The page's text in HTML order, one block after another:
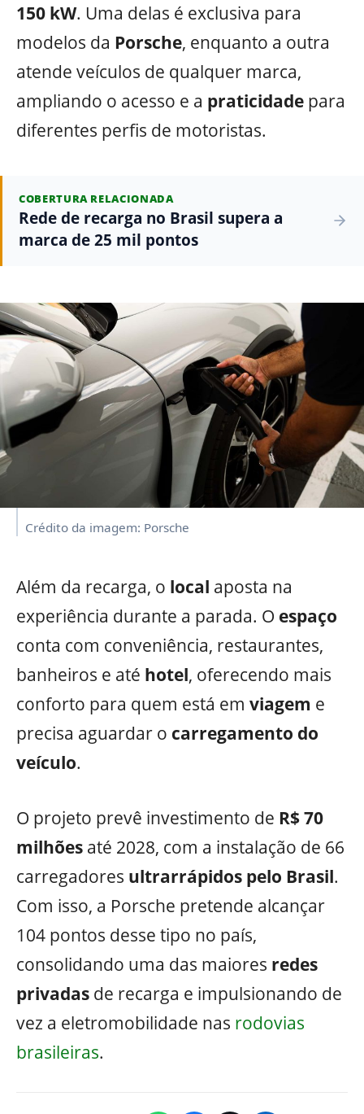
150 kW. Uma delas é exclusiva para
modelos da Porsche, enquanto a outra
atende veículos de qualquer marca,
ampliando o acesso e a praticidade para
diferentes perfis de motoristas.
COBERTURA RELACIONADA
Rede de recarga no Brasil supera a
marca de 25 mil pontos
Crédito da imagem: Porsche
Além da recarga, o local aposta na
experiência durante a parada. O espaço
conta com conveniência, restaurantes,
banheiros e até hotel, oferecendo mais
conforto para quem está em viagem e
precisa aguardar o carregamento do
veículo.
O projeto prevê investimento de R$ 70
milhões até 2028, com a instalação de 66
carregadores ultrarrápidos pelo Brasil.
Com isso, a Porsche pretende alcançar
104 pontos desse tipo no país,
consolidando uma das maiores redes
privadas de recarga e impulsionando de
vez a eletromobilidade nas rodovias
brasileiras.